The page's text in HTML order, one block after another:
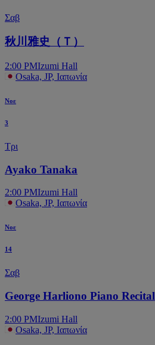
Σαβ
秋川雅史（Ｔ）
2:00 PMIzumi Hall
Osaka, JP, Ιαπωνία
Νοε
3
Τρι
Ayako Tanaka
2:00 PMIzumi Hall
Osaka, JP, Ιαπωνία
Νοε
14
Σαβ
George Harliono Piano Recital
2:00 PMIzumi Hall
Osaka, JP, Ιαπωνία